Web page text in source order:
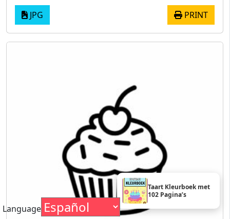
Taart Kleurboek met
102 Pagina’s
JPG PRINT
Language